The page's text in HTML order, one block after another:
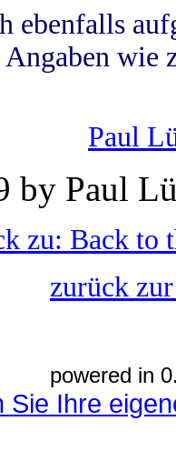
ebenfalls
wie
Paul
by Paul
zu: Back to
zurück
powered in
Sie Ihre